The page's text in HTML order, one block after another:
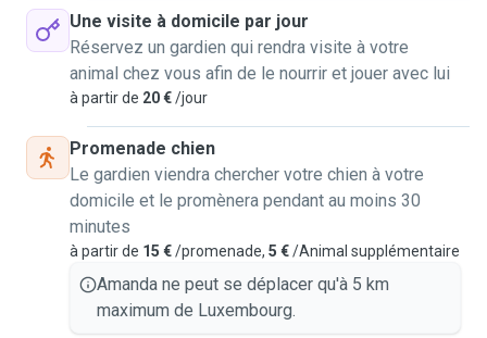
level.
If needed I can offer leash training during walks (not to pull,
loose leash walking, reactivity).
All walks are a minimum 30mins - 1h depending on breed
My job is flexible and mostly from home, so I am available
almost all day everyday to keep furry friends company.
During bookings I do not work and only spend time with the
animals.
Services at my home are only open to dogs that are not
excitable by cats and are fine with other dogs. Only 1 dog
Une visite à domicile par jour
Réservez un gardien qui rendra visite à votre
animal chez vous afin de le nourrir et jouer avec lui
à partir de 20 €/jour
Promenade chien
Le gardien viendra chercher votre chien à votre
domicile et le promènera pendant au moins 30
minutes
à partir de 15 €/promenade, 5 €/Animal supplémentaire
Amanda ne peut se déplacer qu'à 5 km
maximum de Luxembourg.